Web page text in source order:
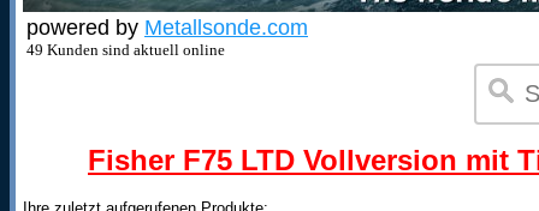
powered by Metallsonde.com
49 Kunden sind aktuell online
Fisher F75 LTD Vollversion mit